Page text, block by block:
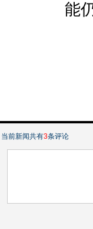
当前新闻共有3条评论